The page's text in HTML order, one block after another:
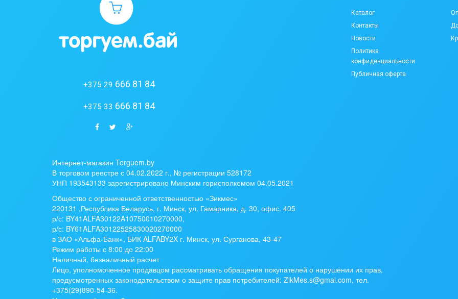
+375 29 666 81 84
+375 33 666 81 84
Каталог
Контакты
Новости
Политика
конфиденциальности
Публичная оферта
Интернет-магазин Torguem.by
В торговом реестре с 04.02.2022 г., № регистрации 528172
УНП 193543133 зарегистрировано Минским горисполкомом 04.05.2021
Общество с ограниченной ответственностью «Зикмес»
220131 ,Республика Беларусь, г. Минск, ул. Гамарника, д. 30, офис. 405
р/с: BY41ALFA30122A10750010270000,
р/с: BY61ALFA30122525830020270000
в ЗАО «Альфа-Банк», БИК ALFABY2X г. Минск, ул. Сурганова, 43-47
Режим работы с 8:00 до 22:00
Наличный, безналичный расчет
Лицо, уполномоченное продавцом рассматривать обращения покупателей о нарушении их прав,
предусмотренных законодательством о защите прав потребителей: ZikMes.s@gmai.com, тел.
+375(29)890-54-36.